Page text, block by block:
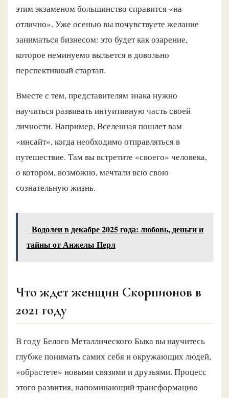
этим экзаменом большинство справится «на
отлично». Уже осенью вы почувствуете желание
заниматься бизнесом: это будет как озарение,
которое неминуемо выльется в довольно
перспективный стартап.
Вместе с тем, представителям знака нужно
научиться развивать интуитивную часть своей
личности. Например, Вселенная пошлет вам
«инсайт», когда необходимо отправляться в
путешествие. Там вы встретите «своего» человека,
о котором, возможно, мечтали всю свою
сознательную жизнь.
Водолеи в декабре 2025 года: любовь, деньги и
тайны от Анжелы Перл
Что ждет женщин Скорпионов в
2021 году
В году Белого Металлического Быка вы научитесь
глубже понимать самих себя и окружающих людей,
«обрастете» новыми связями и друзьями. Процесс
этого развития, напоминающий трансформацию